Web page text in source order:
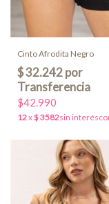
Cinto Afrodita Negro
$42.990